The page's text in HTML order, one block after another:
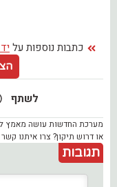
כתבות נוספות על
לשתף
מערכת החדשות עושה מאמץ
או דרוש תיקון? צרו איתנו
תגובות